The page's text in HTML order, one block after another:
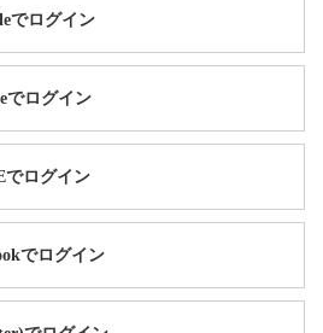
でログイン
でログイン
でログイン
でログイン